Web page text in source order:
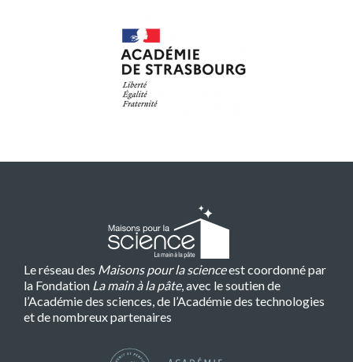
Le réseau des Maisons pour la scienceest coordonné par
la Fondation La main à la pâte, avec le soutien de
l’Académie des sciences, de l’Académie des technologies
et de nombreux partenaires